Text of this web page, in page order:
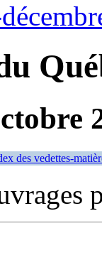
des vedettes-